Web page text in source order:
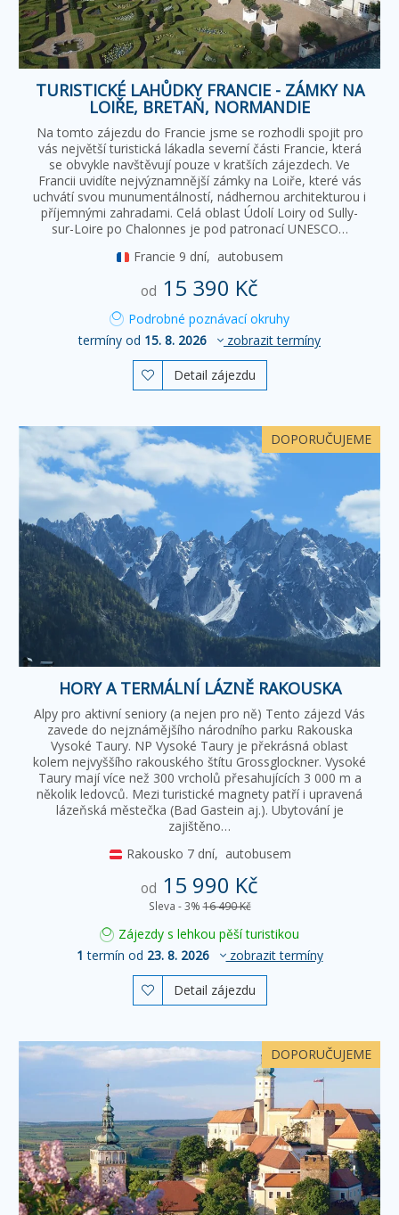
TURISTICKÉ LAHŮDKY FRANCIE - ZÁMKY NA
LOIŘE, BRETAŇ, NORMANDIE
Na tomto zájezdu do Francie jsme se rozhodli spojit pro
vás největší turistická lákadla severní části Francie, která
se obvykle navštěvují pouze v kratších zájezdech. Ve
Francii uvidíte nejvýznamnější zámky na Loiře, které vás
uchvátí svou munumentálností, nádhernou architekturou i
příjemnými zahradami. Celá oblast Údolí Loiry od Sully-
sur-Loire po Chalonnes je pod patronací UNESCO…
Francie 9 dní, autobusem
od 15 390 Kč
Podrobné poznávací okruhy
termíny od 15. 8. 2026 zobrazit termíny
 Detail zájezdu
DOPORUČUJEME
HORY A TERMÁLNÍ LÁZNĚ RAKOUSKA
Alpy pro aktivní seniory (a nejen pro ně) Tento zájezd Vás
zavede do nejznámějšího národního parku Rakouska
Vysoké Taury. NP Vysoké Taury je překrásná oblast
kolem nejvyššího rakouského štítu Grossglockner. Vysoké
Taury mají více než 300 vrcholů přesahujících 3 000 m a
několik ledovců. Mezi turistické magnety patří i upravená
lázeňská městečka (Bad Gastein aj.). Ubytování je
zajištěno…
Rakousko 7 dní, autobusem
od 15 990 Kč
Sleva - 3% 16 490 Kč
Zájezdy s lehkou pěší turistikou
1 termín od 23. 8. 2026 zobrazit termíny
 Detail zájezdu
DOPORUČUJEME